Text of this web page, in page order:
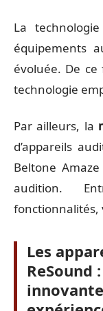
La
équipements
évoluée. De
technologie
Par ailleurs, la
d’appareils
Beltone
audition.
fonctionnalités,
Les
ReSound